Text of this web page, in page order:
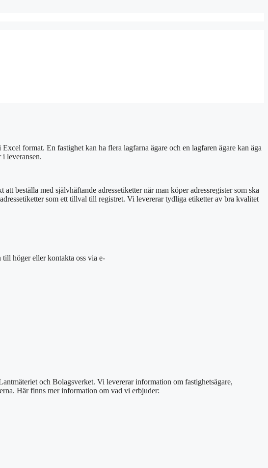
format. En fastighet kan ha flera lagfarna ägare och en lagfaren ägare kan äga
leveransen.
beställa med självhäftande adressetiketter när man köper adressregister som ska
som ett tillval till registret. Vi levererar tydliga etiketter av bra kvalitet
till höger eller kontakta oss via e-
och Bolagsverket. Vi levererar information om fastighetsägare,
Här finns mer information om vad vi erbjuder: